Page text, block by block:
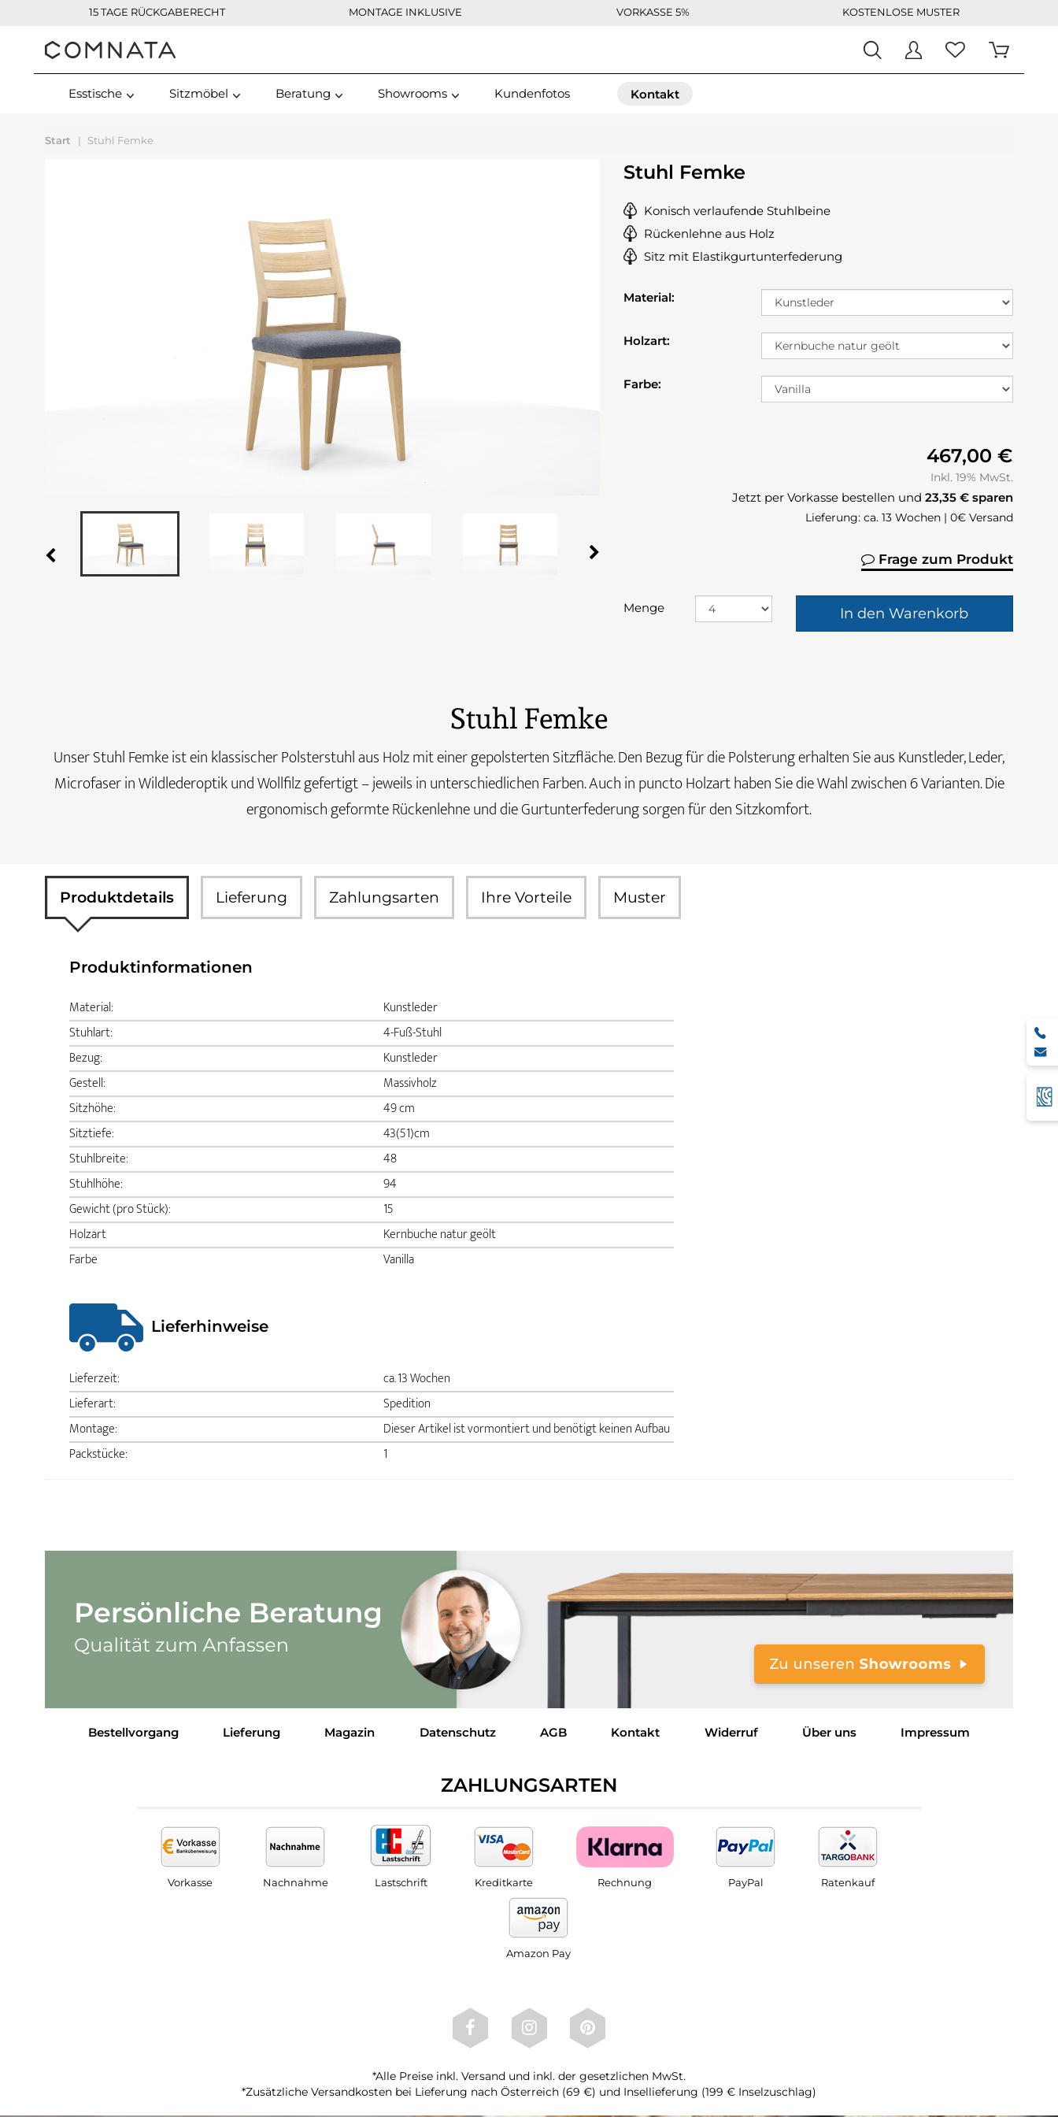
15 TAGE RÜCKGABERECHT MONTAGE INKLUSIVE VORKASSE 5% KOSTENLOSE MUSTER
Kontakt
Esstische Sitzmöbel Beratung Showrooms Kundenfotos Kontakt
Start Stuhl Femke
Stuhl Femke
Konisch verlaufende Stuhlbeine
Rückenlehne aus Holz
Sitz mit Elastikgurtunterfederung
Material:
Holzart:
Farbe:
467,00 €
Inkl. 19% MwSt.
Jetzt per Vorkasse bestellen und 23,35 € sparen
Lieferung: ca. 13 Wochen | 0€ Versand
Frage zum Produkt
Menge In den Warenkorb
Stuhl Femke
Unser Stuhl Femke ist ein klassischer Polsterstuhl aus Holz mit einer gepolsterten Sitzfläche. Den Bezug für die Polsterung erhalten Sie aus Kunstleder, Leder,
Microfaser in Wildlederoptik und Wollfilz gefertigt – jeweils in unterschiedlichen Farben. Auch in puncto Holzart haben Sie die Wahl zwischen 6 Varianten. Die
ergonomisch geformte Rückenlehne und die Gurtunterfederung sorgen für den Sitzkomfort.
Produktdetails Lieferung Zahlungsarten Ihre Vorteile Muster
Produktinformationen
Material:
Kunstleder
Stuhlart:
4-Fuß-Stuhl
Bezug:
Kunstleder
Gestell:
Massivholz
Sitzhöhe:
49 cm
Sitztiefe:
43(51)cm
Stuhlbreite:
48
Stuhlhöhe:
94
Gewicht (pro Stück):
15
Holzart
Kernbuche natur geölt
Farbe
Vanilla
Lieferhinweise
Lieferzeit:
ca. 13 Wochen
Lieferart:
Spedition
Montage:
Dieser Artikel ist vormontiert und benötigt keinen Aufbau
Packstücke:
1
Bestellvorgang Lieferung Magazin Datenschutz AGB Kontakt Widerruf Über uns Impressum
ZAHLUNGSARTEN
Vorkasse Nachnahme Lastschrift Kreditkarte Rechnung PayPal Ratenkauf
Amazon Pay
*Alle Preise inkl. Versand und inkl. der gesetzlichen MwSt.
*Zusätzliche Versandkosten bei Lieferung nach Österreich (69 €) und Insellieferung (199 € Inselzuschlag)